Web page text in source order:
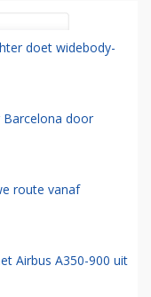
doet widebody-
Barcelona door
route vanaf
Airbus A350-900 uit